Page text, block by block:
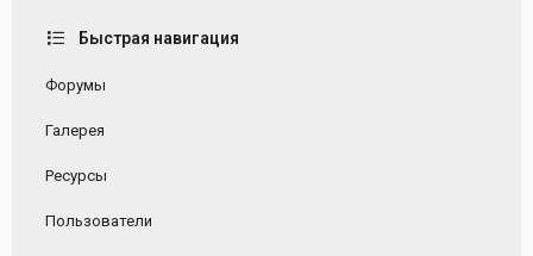
Быстрая навигация
Форумы
Галерея
Ресурсы
Пользователи